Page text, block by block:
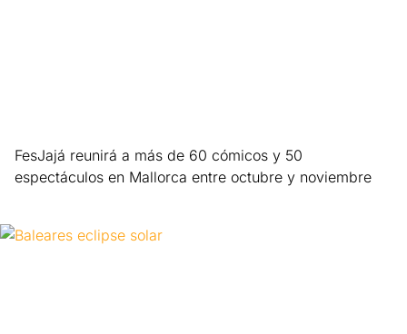
FesJajá reunirá a más de 60 cómicos y 50
espectáculos en Mallorca entre octubre y noviembre